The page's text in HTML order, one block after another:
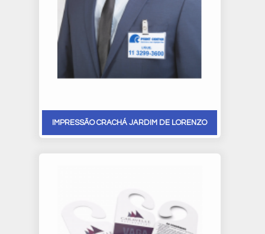
IMPRESSÃO CRACHÁ JARDIM DE LORENZO